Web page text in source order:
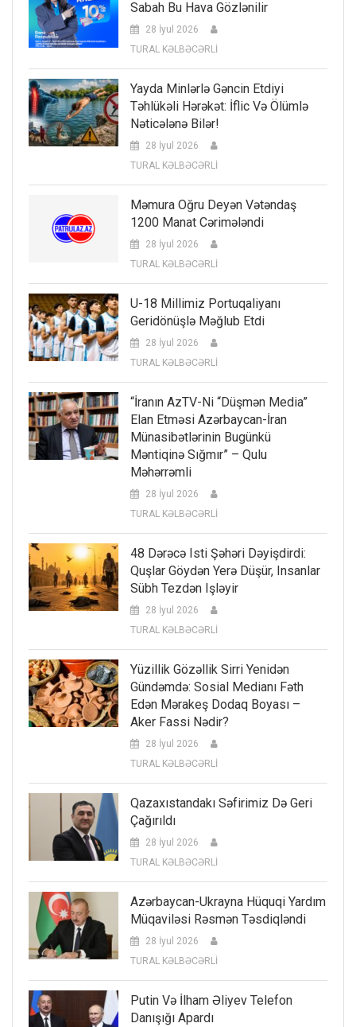
Sabah Bu Hava Gözlənilir
28 İyul 2026
TURAL KƏLBƏCƏRLİ
Yayda Minlərlə Gəncin Etdiyi
Təhlükəli Hərəkət: İflic Və Ölümlə
Nəticələnə Bilər!
28 İyul 2026
TURAL KƏLBƏCƏRLİ
Məmura Oğru Deyən Vətəndaş
1200 Manat Cərimələndi
28 İyul 2026
TURAL KƏLBƏCƏRLİ
U-18 Millimiz Portuqaliyanı
Geridönüşlə Məğlub Etdi
28 İyul 2026
TURAL KƏLBƏCƏRLİ
“İranın AzTV-Ni “düşmən Media”
Elan Etməsi Azərbaycan-İran
Münasibətlərinin Bugünkü
Məntiqinə Sığmır” – Qulu
Məhərrəmli
28 İyul 2026
TURAL KƏLBƏCƏRLİ
48 Dərəcə Isti Şəhəri Dəyişdirdi:
Quşlar Göydən Yerə Düşür, Insanlar
Sübh Tezdən Işləyir
28 İyul 2026
TURAL KƏLBƏCƏRLİ
Yüzillik Gözəllik Sirri Yenidən
Gündəmdə: Sosial Medianı Fəth
Edən Mərakeş Dodaq Boyası –
Aker Fassi Nədir?
28 İyul 2026
TURAL KƏLBƏCƏRLİ
Qazaxıstandakı Səfirimiz Də Geri
Çağırıldı
28 İyul 2026
TURAL KƏLBƏCƏRLİ
Azərbaycan-Ukrayna Hüquqi Yardım
Müqaviləsi Rəsmən Təsdiqləndi
28 İyul 2026
TURAL KƏLBƏCƏRLİ
Putin Və İlham Əliyev Telefon
Danışığı Apardı